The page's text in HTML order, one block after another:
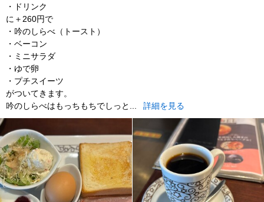
・ドリンク
に＋260円で
・吟のしらべ（トースト）
・ベーコン
・ミニサラダ
・ゆで卵
・プチスイーツ
がついてきます。
吟のしらべはもっちもちでしっと...
詳細を見る